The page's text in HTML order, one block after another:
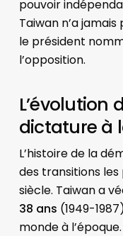
pouvoir
Taiwan n’a
le président
l’opposition.
L’évolution
dictature à
L’histoire de la
des transitions les
siècle. Taiwan a
38 ans (1949-
monde à